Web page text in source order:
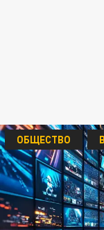
ОБЩЕСТВО